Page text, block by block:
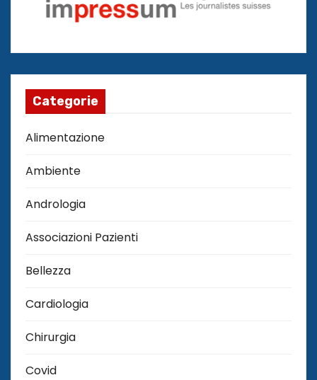
Categorie
Alimentazione
Ambiente
Andrologia
Associazioni Pazienti
Bellezza
Cardiologia
Chirurgia
Covid